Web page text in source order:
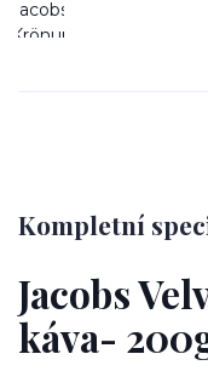
Kompletní
Jacobs
káva-